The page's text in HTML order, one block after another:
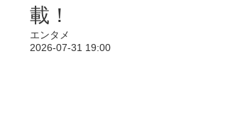
載！
エンタメ
2026-07-31 19:00